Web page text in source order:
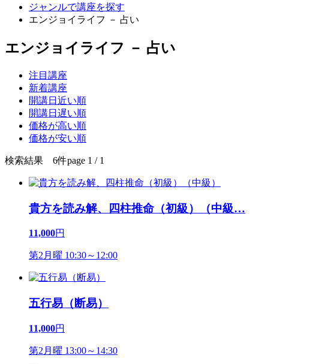
ジャンルで講座を探す
エンジョイライフ － 占い
エンジョイライフ － 占い
注目講座
新着講座
開講日近い順
開講日遅い順
価格が高い順
価格が安い順
検索結果 6件page 1 / 1
貴方を読み解、四柱推命（初級）（中級…
11,000円
第2月曜 10:30～12:00
五行易（断易）
11,000円
第2月曜 13:00～14:30